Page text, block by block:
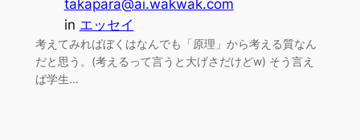
takapara@ai.wakwak.com
in エッセイ
考えてみればぼくはなんでも「原理」から考える質なん
だと思う。(考えるって言うと大げさだけどw) そう言え
ば学生…